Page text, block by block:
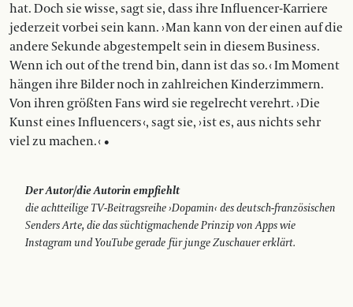
hat. Doch sie wisse, sagt sie, dass ihre Influencer-Karriere
jederzeit vorbei sein kann. › Man kann von der einen auf die
andere Sekunde abgestempelt sein in diesem Business.
Wenn ich out of the trend bin, dann ist das so. ‹ Im Moment
hängen ihre Bilder noch in zahlreichen Kinderzimmern.
Von ihren größten Fans wird sie regelrecht verehrt. › Die
Kunst eines Influencers ‹, sagt sie, › ist es, aus nichts sehr
viel zu machen. ‹ •
Der Autor/die Autorin empfiehlt
die achtteilige TV-Beitragsreihe ›Dopamin‹ des deutsch-französischen
Senders Arte, die das süchtigmachende Prinzip von Apps wie
Instagram und YouTube gerade für junge Zuschauer erklärt.